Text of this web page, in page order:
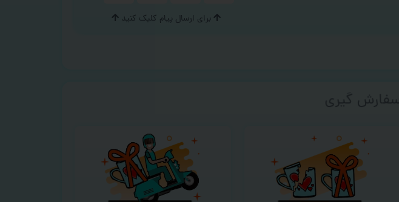
برای ارسال پیام کلیک کنید
سفارش گیری